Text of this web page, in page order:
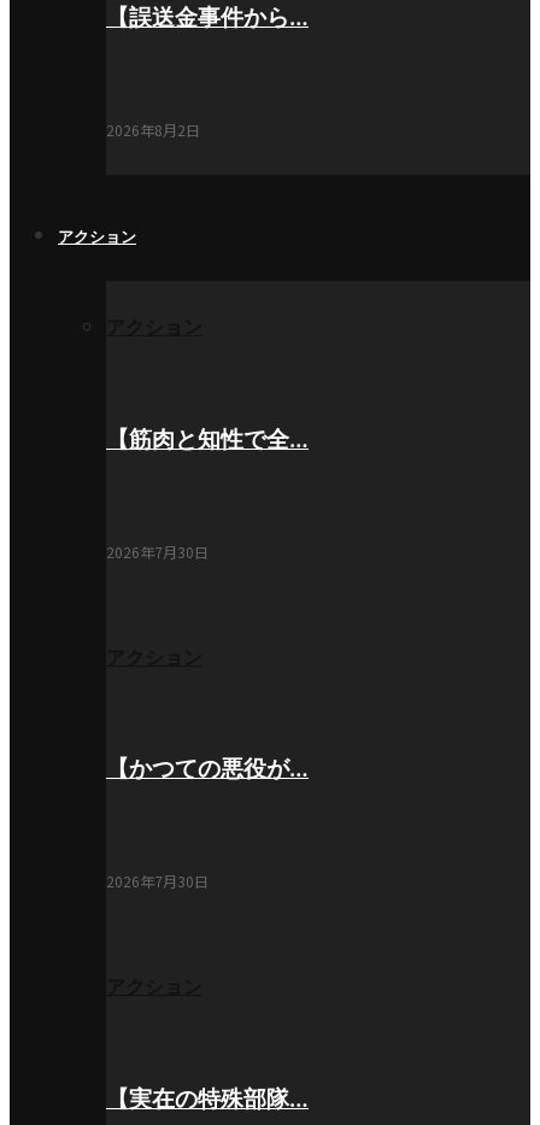
【誤送金事件から…
2026年8月2日
アクション
【筋肉と知性で全…
2026年7月30日
【かつての悪役が…
2026年7月30日
【実在の特殊部隊…